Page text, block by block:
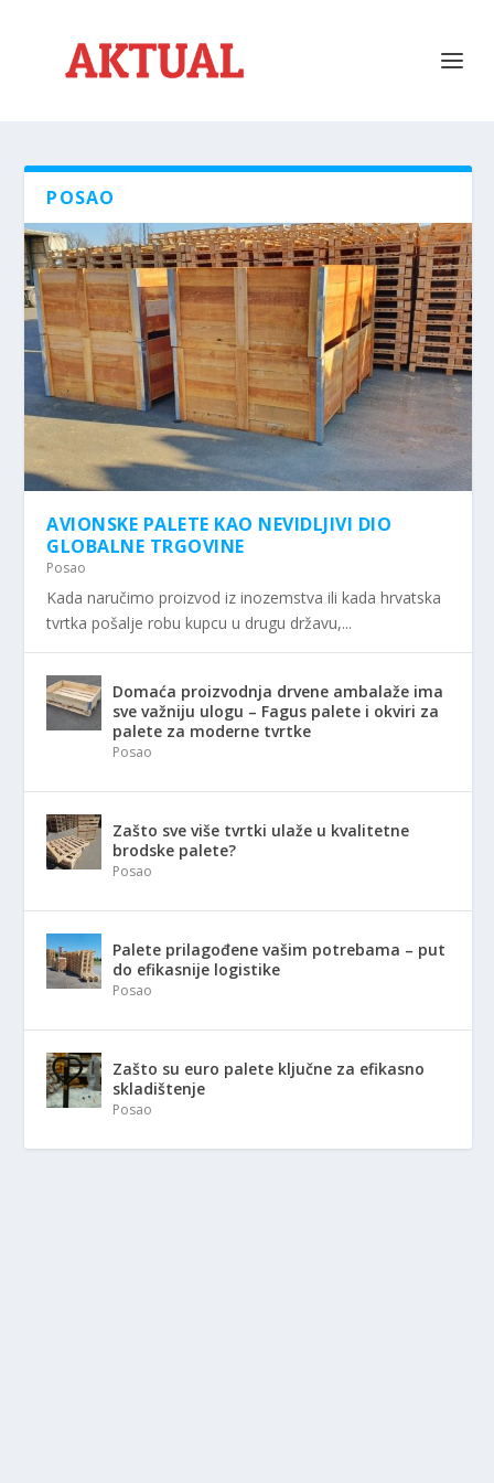
POSAO
AVIONSKE PALETE KAO NEVIDLJIVI DIO
GLOBALNE TRGOVINE
Posao
Kada naručimo proizvod iz inozemstva ili kada hrvatska
tvrtka pošalje robu kupcu u drugu državu,...
Domaća proizvodnja drvene ambalaže ima
sve važniju ulogu – Fagus palete i okviri za
palete za moderne tvrtke
Posao
Zašto sve više tvrtki ulaže u kvalitetne
brodske palete?
Posao
Palete prilagođene vašim potrebama – put
do efikasnije logistike
Posao
Zašto su euro palete ključne za efikasno
skladištenje
Posao